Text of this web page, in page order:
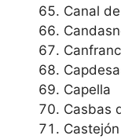
Canal
Canfranc
Capella
Casbas